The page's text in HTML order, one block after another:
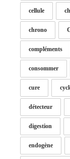
cellule
chrono
compléments
consommer
cure
détecteur
digestion
endogène